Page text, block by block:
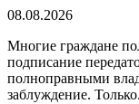
08.08.2026
Многие граждане
подписание
полноправными
заблуждение.